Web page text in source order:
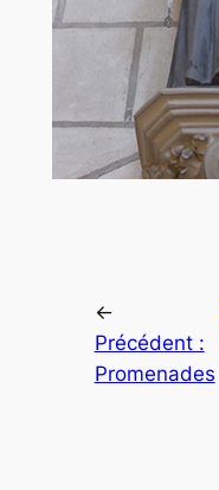
←
Précédent :
Promenades